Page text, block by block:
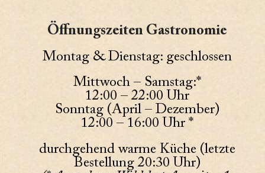
Öffnungszeiten Gastronomie
Montag & Dienstag: geschlossen
Mittwoch – Samstag:*
12:00 – 22:00 Uhr
Sonntag (April – Dezember)
12:00 – 16:00 Uhr *
durchgehend warme Küche (letzte
Bestellung 20:30 Uhr)